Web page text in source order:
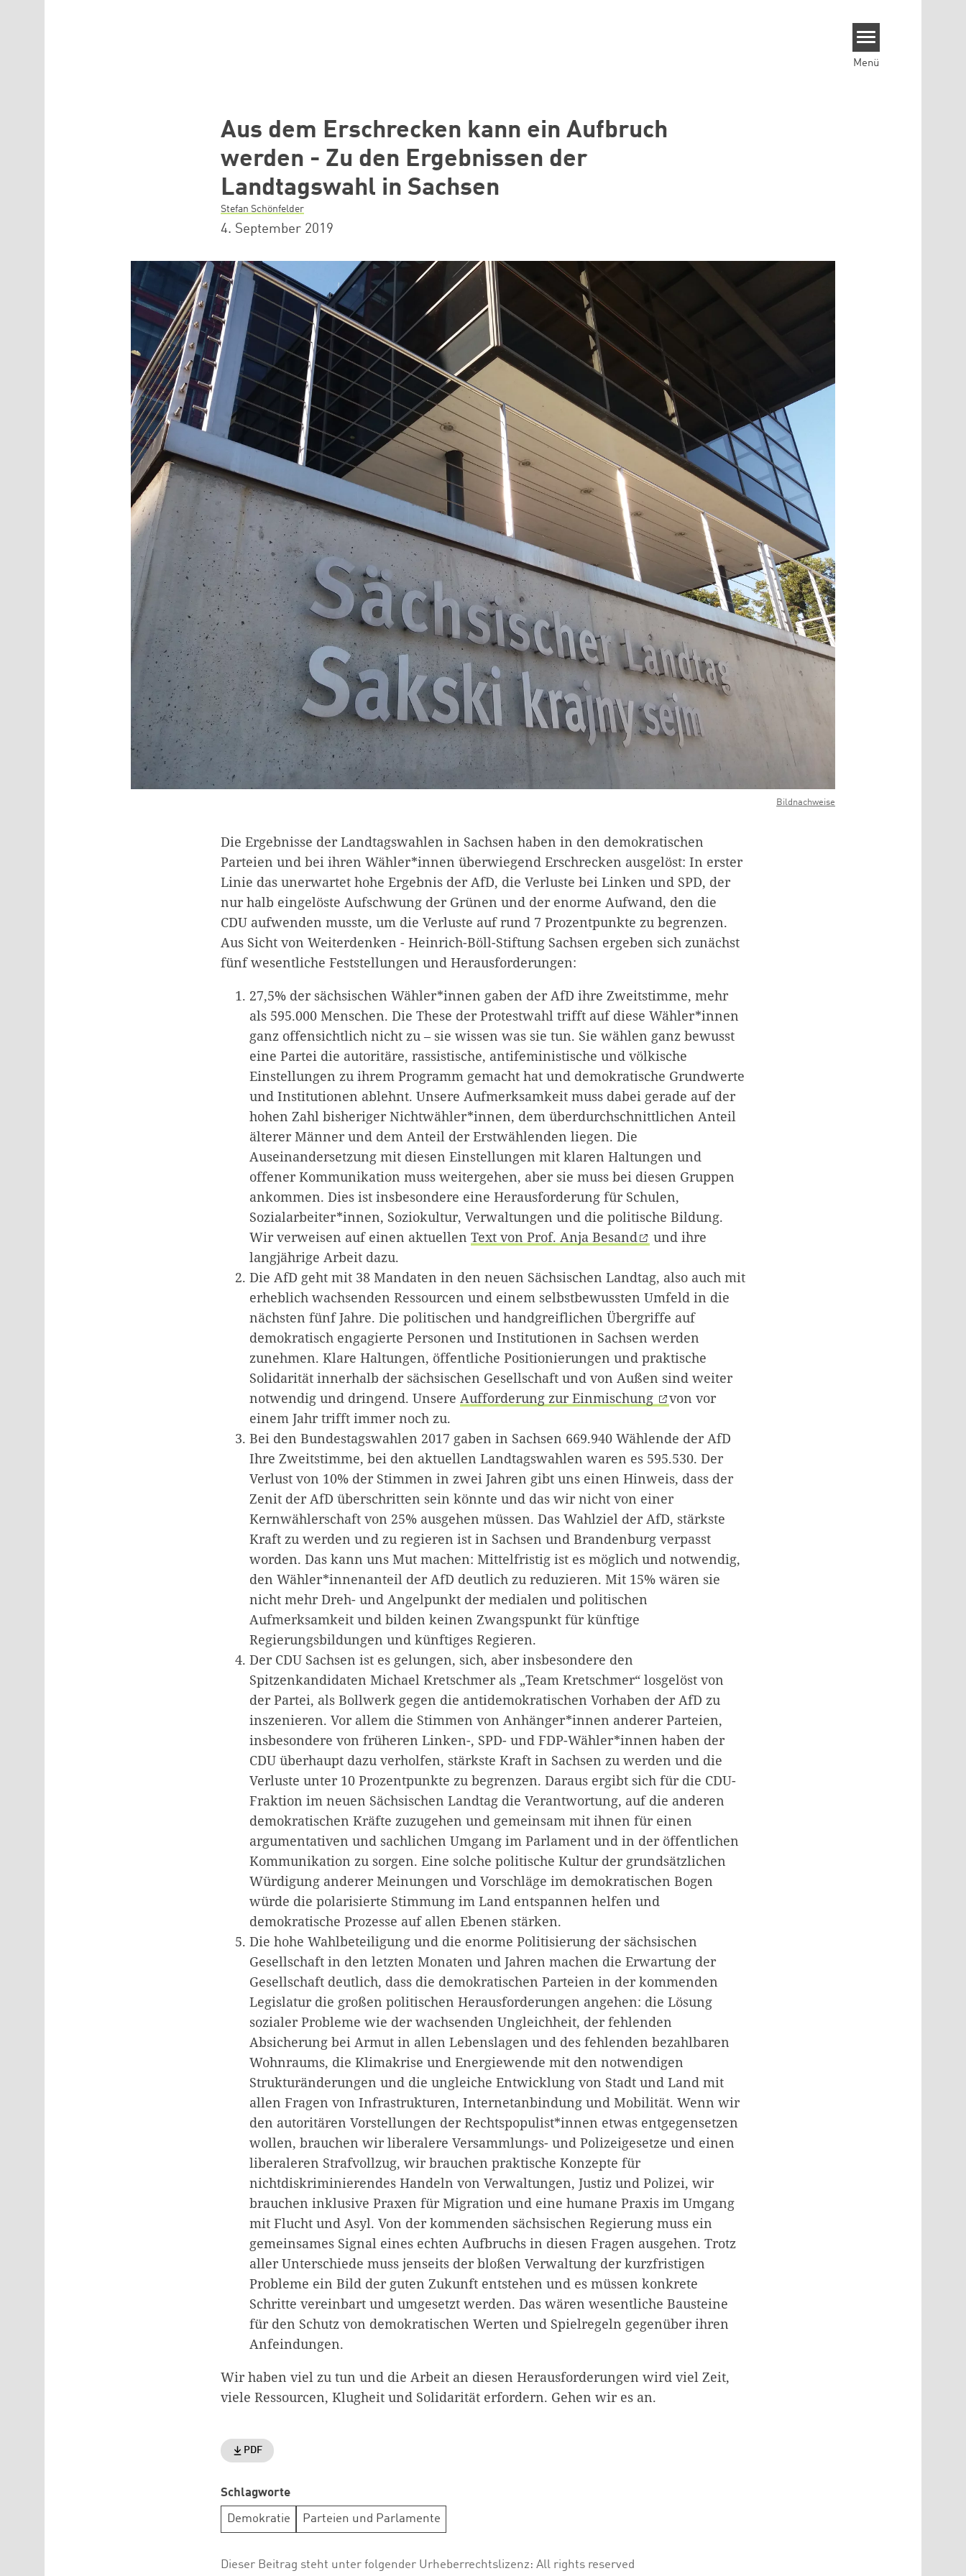
Menü
Aus dem Erschrecken kann ein Aufbruch
werden - Zu den Ergebnissen der
Landtagswahl in Sachsen
Stefan Schönfelder
4. September 2019
Bildnachweise
Die Ergebnisse der Landtagswahlen in Sachsen haben in den demokratischen
Parteien und bei ihren Wähler*innen überwiegend Erschrecken ausgelöst: In erster
Linie das unerwartet hohe Ergebnis der AfD, die Verluste bei Linken und SPD, der
nur halb eingelöste Aufschwung der Grünen und der enorme Aufwand, den die
CDU aufwenden musste, um die Verluste auf rund 7 Prozentpunkte zu begrenzen.
Aus Sicht von Weiterdenken - Heinrich-Böll-Stiftung Sachsen ergeben sich zunächst
fünf wesentliche Feststellungen und Herausforderungen:
27,5% der sächsischen Wähler*innen gaben der AfD ihre Zweitstimme, mehr
als 595.000 Menschen. Die These der Protestwahl trifft auf diese Wähler*innen
ganz offensichtlich nicht zu – sie wissen was sie tun. Sie wählen ganz bewusst
eine Partei die autoritäre, rassistische, antifeministische und völkische
Einstellungen zu ihrem Programm gemacht hat und demokratische Grundwerte
und Institutionen ablehnt. Unsere Aufmerksamkeit muss dabei gerade auf der
hohen Zahl bisheriger Nichtwähler*innen, dem überdurchschnittlichen Anteil
älterer Männer und dem Anteil der Erstwählenden liegen. Die
Auseinandersetzung mit diesen Einstellungen mit klaren Haltungen und
offener Kommunikation muss weitergehen, aber sie muss bei diesen Gruppen
ankommen. Dies ist insbesondere eine Herausforderung für Schulen,
Sozialarbeiter*innen, Soziokultur, Verwaltungen und die politische Bildung.
Wir verweisen auf einen aktuellen Text von Prof. Anja Besand
und ihre
langjährige Arbeit dazu.
Die AfD geht mit 38 Mandaten in den neuen Sächsischen Landtag, also auch mit
erheblich wachsenden Ressourcen und einem selbstbewussten Umfeld in die
nächsten fünf Jahre. Die politischen und handgreiflichen Übergriffe auf
demokratisch engagierte Personen und Institutionen in Sachsen werden
zunehmen. Klare Haltungen, öffentliche Positionierungen und praktische
Solidarität innerhalb der sächsischen Gesellschaft und von Außen sind weiter
notwendig und dringend. Unsere Aufforderung zur Einmischung
von vor
einem Jahr trifft immer noch zu.
Bei den Bundestagswahlen 2017 gaben in Sachsen 669.940 Wählende der AfD
Ihre Zweitstimme, bei den aktuellen Landtagswahlen waren es 595.530. Der
Verlust von 10% der Stimmen in zwei Jahren gibt uns einen Hinweis, dass der
Zenit der AfD überschritten sein könnte und das wir nicht von einer
Kernwählerschaft von 25% ausgehen müssen. Das Wahlziel der AfD, stärkste
Kraft zu werden und zu regieren ist in Sachsen und Brandenburg verpasst
worden. Das kann uns Mut machen: Mittelfristig ist es möglich und notwendig,
den Wähler*innenanteil der AfD deutlich zu reduzieren. Mit 15% wären sie
nicht mehr Dreh- und Angelpunkt der medialen und politischen
Aufmerksamkeit und bilden keinen Zwangspunkt für künftige
Regierungsbildungen und künftiges Regieren.
Der CDU Sachsen ist es gelungen, sich, aber insbesondere den
Spitzenkandidaten Michael Kretschmer als „Team Kretschmer“ losgelöst von
der Partei, als Bollwerk gegen die antidemokratischen Vorhaben der AfD zu
inszenieren. Vor allem die Stimmen von Anhänger*innen anderer Parteien,
insbesondere von früheren Linken-, SPD- und FDP-Wähler*innen haben der
CDU überhaupt dazu verholfen, stärkste Kraft in Sachsen zu werden und die
Verluste unter 10 Prozentpunkte zu begrenzen. Daraus ergibt sich für die CDU-
Fraktion im neuen Sächsischen Landtag die Verantwortung, auf die anderen
demokratischen Kräfte zuzugehen und gemeinsam mit ihnen für einen
argumentativen und sachlichen Umgang im Parlament und in der öffentlichen
Kommunikation zu sorgen. Eine solche politische Kultur der grundsätzlichen
Würdigung anderer Meinungen und Vorschläge im demokratischen Bogen
würde die polarisierte Stimmung im Land entspannen helfen und
demokratische Prozesse auf allen Ebenen stärken.
Die hohe Wahlbeteiligung und die enorme Politisierung der sächsischen
Gesellschaft in den letzten Monaten und Jahren machen die Erwartung der
Gesellschaft deutlich, dass die demokratischen Parteien in der kommenden
Legislatur die großen politischen Herausforderungen angehen: die Lösung
sozialer Probleme wie der wachsenden Ungleichheit, der fehlenden
Absicherung bei Armut in allen Lebenslagen und des fehlenden bezahlbaren
Wohnraums, die Klimakrise und Energiewende mit den notwendigen
Strukturänderungen und die ungleiche Entwicklung von Stadt und Land mit
allen Fragen von Infrastrukturen, Internetanbindung und Mobilität. Wenn wir
den autoritären Vorstellungen der Rechtspopulist*innen etwas entgegensetzen
wollen, brauchen wir liberalere Versammlungs- und Polizeigesetze und einen
liberaleren Strafvollzug, wir brauchen praktische Konzepte für
nichtdiskriminierendes Handeln von Verwaltungen, Justiz und Polizei, wir
brauchen inklusive Praxen für Migration und eine humane Praxis im Umgang
mit Flucht und Asyl. Von der kommenden sächsischen Regierung muss ein
gemeinsames Signal eines echten Aufbruchs in diesen Fragen ausgehen. Trotz
aller Unterschiede muss jenseits der bloßen Verwaltung der kurzfristigen
Probleme ein Bild der guten Zukunft entstehen und es müssen konkrete
Schritte vereinbart und umgesetzt werden. Das wären wesentliche Bausteine
für den Schutz von demokratischen Werten und Spielregeln gegenüber ihren
Anfeindungen.
Wir haben viel zu tun und die Arbeit an diesen Herausforderungen wird viel Zeit,
viele Ressourcen, Klugheit und Solidarität erfordern. Gehen wir es an.
PDF
Schlagworte
Demokratie Parteien und Parlamente
Dieser Beitrag steht unter folgender Urheberrechtslizenz: All rights reserved
Zum Warenkorb hinzugefügt:
weiter lesen Zum Warenkorb